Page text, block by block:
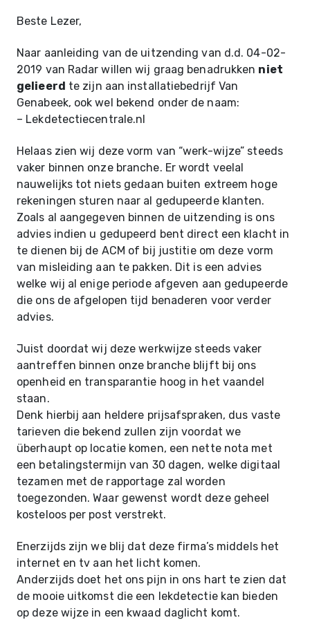
Beste Lezer,
Naar aanleiding van de uitzending van d.d. 04-02-
2019 van Radar willen wij graag benadrukken niet
gelieerd te zijn aan installatiebedrijf Van
Genabeek, ook wel bekend onder de naam:
– Lekdetectiecentrale.nl
Helaas zien wij deze vorm van “werk-wijze” steeds
vaker binnen onze branche. Er wordt veelal
nauwelijks tot niets gedaan buiten extreem hoge
rekeningen sturen naar al gedupeerde klanten.
Zoals al aangegeven binnen de uitzending is ons
advies indien u gedupeerd bent direct een klacht in
te dienen bij de ACM of bij justitie om deze vorm
van misleiding aan te pakken. Dit is een advies
welke wij al enige periode afgeven aan gedupeerde
die ons de afgelopen tijd benaderen voor verder
advies.
Juist doordat wij deze werkwijze steeds vaker
aantreffen binnen onze branche blijft bij ons
openheid en transparantie hoog in het vaandel
staan.
Denk hierbij aan heldere prijsafspraken, dus vaste
tarieven die bekend zullen zijn voordat we
überhaupt op locatie komen, een nette nota met
een betalingstermijn van 30 dagen, welke digitaal
tezamen met de rapportage zal worden
toegezonden. Waar gewenst wordt deze geheel
kosteloos per post verstrekt.
Enerzijds zijn we blij dat deze firma’s middels het
internet en tv aan het licht komen.
Anderzijds doet het ons pijn in ons hart te zien dat
de mooie uitkomst die een lekdetectie kan bieden
op deze wijze in een kwaad daglicht komt.